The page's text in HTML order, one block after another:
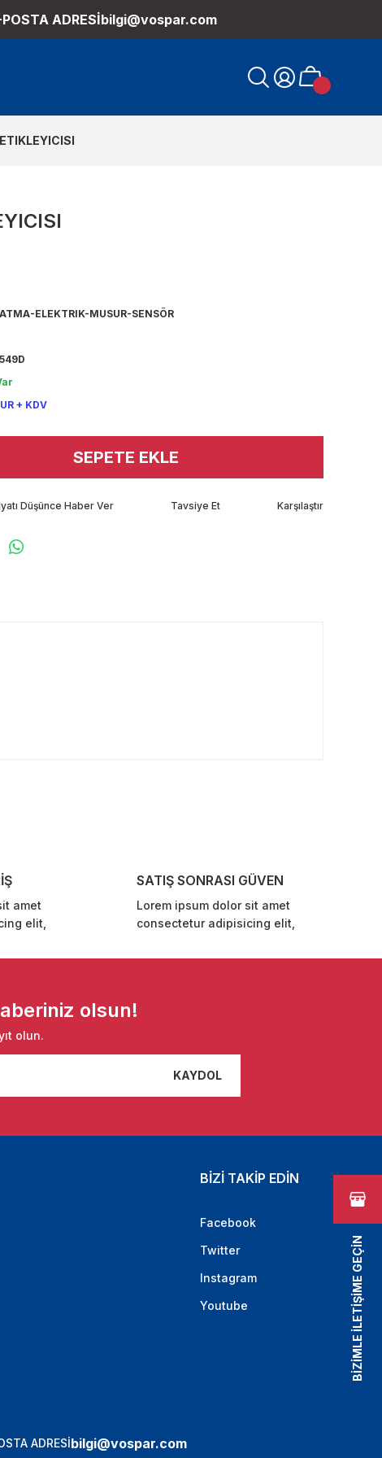
ADRESİbilgi@vospar.com
ELEKTRIK-MUSUR-SENSÖR
+ KDV
SEPETE EKLE
Düşünce Haber Ver Tavsiye Et Karşılaştır
amet
elit,
SATIŞ SONRASI GÜVEN
Lorem ipsum dolor sit amet
consectetur adipisicing elit,
olsun!
olun.
KAYDOL
BİZİ TAKİP EDİN
Facebook
Twitter
Instagram
Youtube
ADRESİbilgi@vospar.com
BİZİMLE İLETİŞİME GEÇİN